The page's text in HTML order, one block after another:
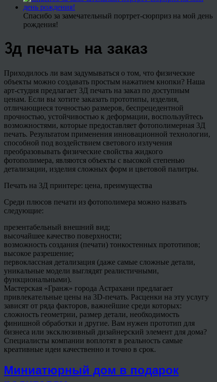
Спасибо за замечательный портрет-сюрприз на мой день
рождения!
3д печать на заказ
Приходилось ли вам задумываться о том, что физические
объекты можно создавать простым нажатием кнопки? Наша
арт-студия предлагает 3Д печать на заказ по доступным
ценам. Если вы хотите заказать прототипы, изделия,
отличающиеся точностью размеров, беспрецедентной
прочностью, устойчивостью к деформации, воспользуйтесь
возможностями, которые предоставляет фотополимерная 3Д
печать. Результатом применения инновационной технологии,
способной под воздействием светового излучения
преобразовывать физические свойства жидкого
фотополимера, являются объекты с высокой степенью
детализации, изделия сложных форм и цветовой палитры.
Печать на 3Д принтере: цена, преимущества
Среди плюсов печати из фотополимера можно назвать
следующие:
презентабельный внешний вид;
высочайшее качество поверхности;
возможность создания (печати) тонкостенных прототипов;
высокое разрешение;
первоклассная детализация (даже самые сложные детали,
уникальные модели выглядят реалистичными,
функциональными).
Мастерская «Гранж» города Астрахани предлагает
привлекательные цены на 3D-печать. Расценки на эту услугу
зависят от ряда факторов, важнейшие среди которых:
сложность геометрии, размер детали, необходимость
финишной обработки и другие. Вам нужен прототип для
бизнеса или эксклюзивный дизайнерский элемент для дома?
Специалисты компании воплотят в реальность самые
креативные идеи качественно и точно в срок.
Миниатюрный дом в подарок